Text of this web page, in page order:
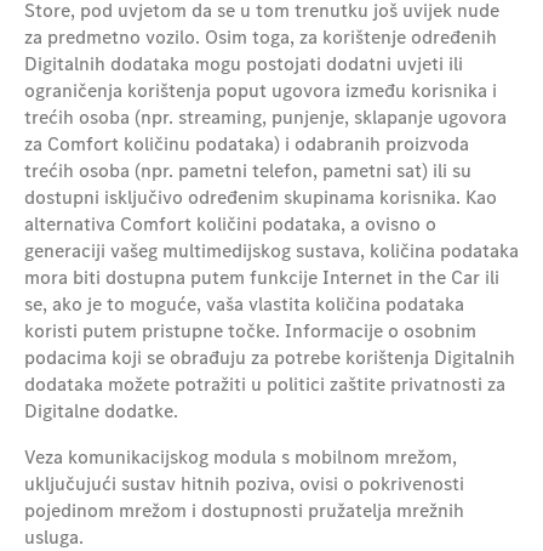
Store, pod uvjetom da se u tom trenutku još uvijek nude
za predmetno vozilo. Osim toga, za korištenje određenih
Digitalnih dodataka mogu postojati dodatni uvjeti ili
ograničenja korištenja poput ugovora između korisnika i
trećih osoba (npr. streaming, punjenje, sklapanje ugovora
za Comfort količinu podataka) i odabranih proizvoda
trećih osoba (npr. pametni telefon, pametni sat) ili su
dostupni isključivo određenim skupinama korisnika. Kao
alternativa Comfort količini podataka, a ovisno o
generaciji vašeg multimedijskog sustava, količina podataka
mora biti dostupna putem funkcije Internet in the Car ili
se, ako je to moguće, vaša vlastita količina podataka
koristi putem pristupne točke. Informacije o osobnim
podacima koji se obrađuju za potrebe korištenja Digitalnih
dodataka možete potražiti u politici zaštite privatnosti za
Digitalne dodatke.
Veza komunikacijskog modula s mobilnom mrežom,
uključujući sustav hitnih poziva, ovisi o pokrivenosti
pojedinom mrežom i dostupnosti pružatelja mrežnih
usluga.